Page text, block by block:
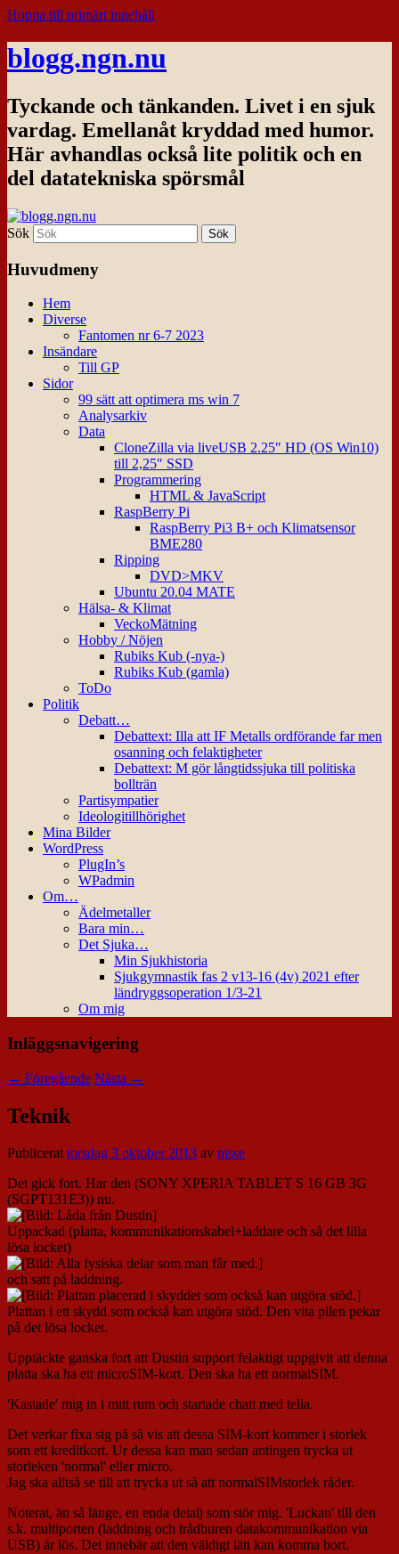
Hoppa till primärt innehåll
blogg.ngn.nu
Tyckande och tänkanden. Livet i en sjuk
vardag. Emellanåt kryddad med humor.
Här avhandlas också lite politik och en
del datatekniska spörsmål
Sök
Huvudmeny
Hem
Diverse
Fantomen nr 6-7 2023
Insändare
Till GP
Sidor
99 sätt att optimera ms win 7
Analysarkiv
Data
CloneZilla via liveUSB 2.25″ HD (OS Win10)
till 2,25″ SSD
Programmering
HTML & JavaScript
RaspBerry Pi
RaspBerry Pi3 B+ och Klimatsensor
BME280
Ripping
DVD>MKV
Ubuntu 20.04 MATE
Hälsa- & Klimat
VeckoMätning
Hobby / Nöjen
Rubiks Kub (-nya-)
Rubiks Kub (gamla)
ToDo
Politik
Debatt…
Debattext: Illa att IF Metalls ordförande far men
osanning och felaktigheter
Debattext: M gör långtidssjuka till politiska
bollträn
Partisympatier
Ideologitillhörighet
Mina Bilder
WordPress
PlugIn’s
WPadmin
Om…
Ädelmetaller
Bara min…
Det Sjuka…
Min Sjukhistoria
Sjukgymnastik fas 2 v13-16 (4v) 2021 efter
ländryggsoperation 1/3-21
Om mig
Inläggsnavigering
← Föregående Nästa →
Teknik
Publicerattorsdag 3 oktober 2013 av nisse
Det gick fort. Har den (SONY XPERIA TABLET S 16 GB 3G
(SGPT131E3)) nu.
Uppackad (platta, kommunikationskabel+laddare och så det lilla
lösa locket)
och satt på laddning.
Plattan i ett skydd som också kan utgöra stöd. Den vita pilen pekar
på det lösa locket.
Upptäckte ganska fort att Dustin support felaktigt uppgivit att denna
platta ska ha ett microSIM-kort. Den ska ha ett normalSIM.
'Kastade' mig in i mitt rum och startade chatt med telia.
Det verkar fixa sig på så vis att dessa SIM-kort kommer i storlek
som ett kreditkort. Ur dessa kan man sedan antingen trycka ut
storleken 'normal' eller micro.
Jag ska alltså se till att trycka ut så att normalSIMstorlek råder.
Noterat, än så länge, en enda detalj som stör mig. 'Luckan' till den
s.k. multiporten (laddning och trådburen datakommunikation via
USB) är lös. Det innebär att den väldigt lätt kan komma bort.